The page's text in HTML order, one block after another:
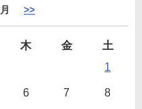
>>
木 金
土
1
6 7 8